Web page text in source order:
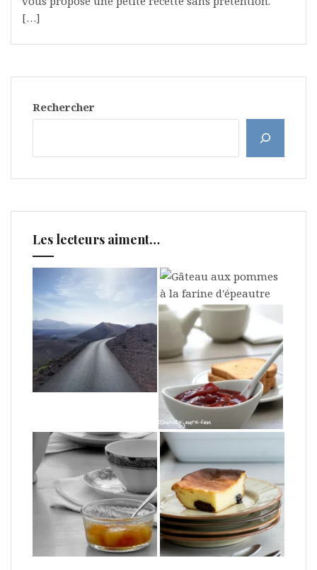
[…]
Rechercher
Les lecteurs aiment…